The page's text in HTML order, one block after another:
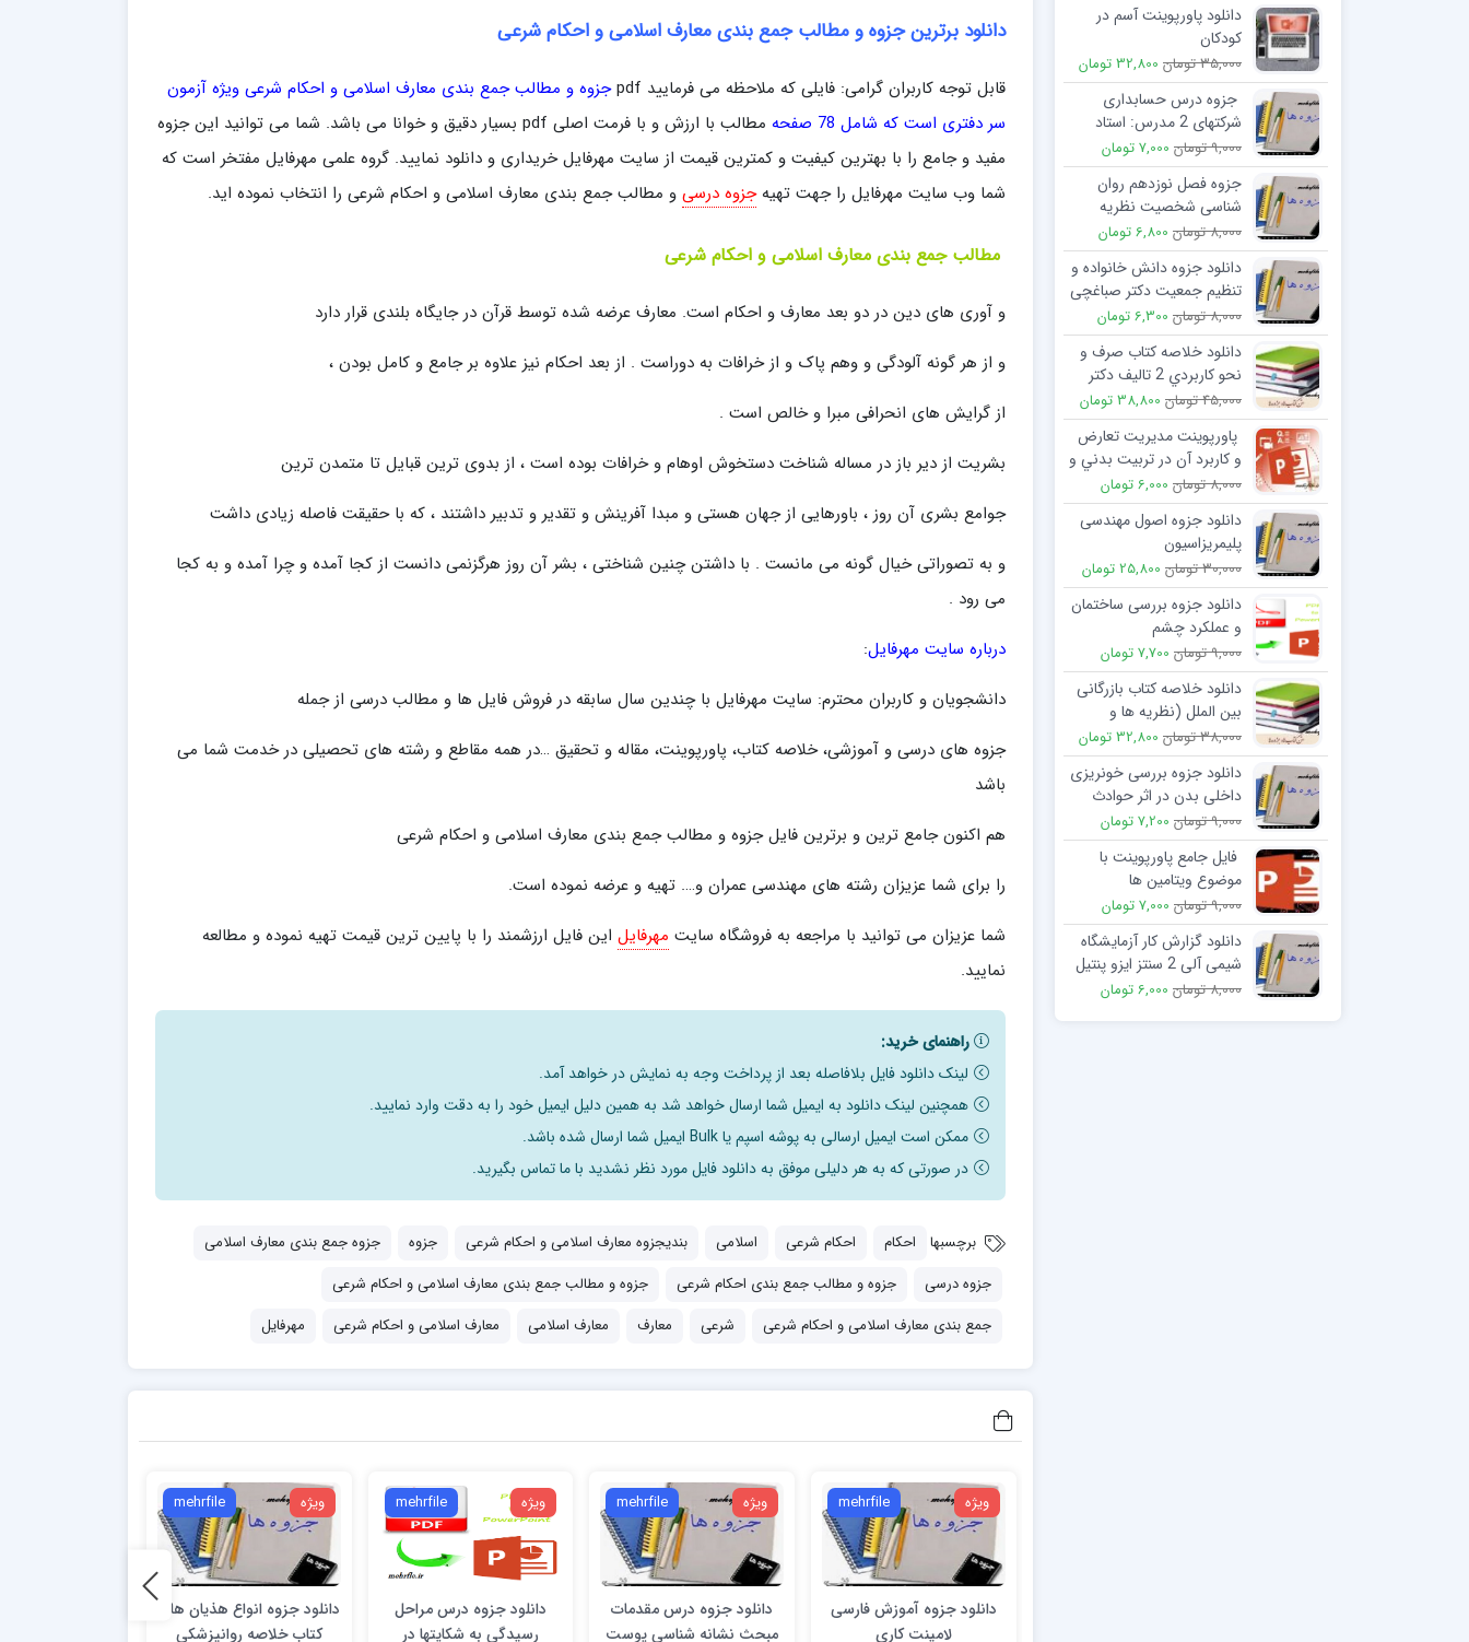
دانلود برترین جزوه و مطالب جمع بندی معارف اسلامی و احکام شرعی
قابل توجه کاربران گرامی: فایلی که ملاحظه می فرمایید pdf
جزوه و مطالب جمع بندی معارف اسلامی و احکام شرعی ویژه آزمون
سر دفتری است که شامل 78 صفحه
مطالب با ارزش و با فرمت اصلی pdf بسیار دقیق و خوانا می باشد. شما می توانید این جزوه
مفید و جامع را با بهترین کیفیت و کمترین قیمت از سایت مهرفایل خریداری و دانلود نمایید. گروه علمی مهرفایل مفتخر است که
شما وب سایت مهرفایل را جهت تهیهجزوه درسی و مطالب جمع بندی معارف اسلامی و احکام شرعی را انتخاب نموده اید.
مطالب جمع بندی معارف اسلامی و احکام شرعی
و آوری های دین در دو بعد معارف و احکام است. معارف عرضه شده توسط قرآن در جایگاه بلندی قرار دارد
و از هر گونه آلودگی و وهم پاک و از خرافات به دوراست . از بعد احکام نیز علاوه بر جامع و کامل بودن ،
از گرایش های انحرافی مبرا و خالص است .
بشریت از دیر باز در مساله شناخت دستخوش اوهام و خرافات بوده است ، از بدوی ترین قبایل تا متمدن ترین
جوامع بشری آن روز ، باورهایی از جهان هستی و مبدا آفرینش و تقدیر و تدبیر داشتند ، که با حقیقت فاصله زیادی داشت
و به تصوراتی خیال گونه می مانست . با داشتن چنین شناختی ، بشر آن روز هرگزنمی دانست از کجا آمده و چرا آمده و به کجا
می رود .
درباره سایت مهرفایل:
دانشجویان و کاربران محترم: سایت مهرفایل با چندین سال سابقه در فروش فایل ها و مطالب درسی از جمله
جزوه های درسی و آموزشی، خلاصه کتاب، پاورپوینت، مقاله و تحقیق …در همه مقاطع و رشته های تحصیلی در خدمت شما می
باشد
هم اکنون جامع ترین و برترین فایل جزوه و مطالب جمع بندی معارف اسلامی و احکام شرعی
را برای شما عزیزان رشته های مهندسی عمران و…. تهیه و عرضه نموده است.
شما عزیزان می توانید با مراجعه به فروشگاه سایت مهرفایل این فایل ارزشمند را با پایین ترین قیمت تهیه نموده و مطالعه
نمایید.
راهنمای خرید:
لینک دانلود فایل بلافاصله بعد از پرداخت وجه به نمایش در خواهد آمد.
همچنین لینک دانلود به ایمیل شما ارسال خواهد شد به همین دلیل ایمیل خود را به دقت وارد نمایید.
ممکن است ایمیل ارسالی به پوشه اسپم یا Bulk ایمیل شما ارسال شده باشد.
در صورتی که به هر دلیلی موفق به دانلود فایل مورد نظر نشدید با ما تماس بگیرید.
برچسبها احکام احکام شرعی اسلامی بندیجزوه معارف اسلامی و احکام شرعی جزوه
جزوه جمع بندی معارف اسلامی
جزوه درسی
جزوه و مطالب جمع بندی احکام شرعی
جزوه و مطالب جمع بندی معارف اسلامی و احکام شرعی
جمع بندی معارف اسلامی و احکام شرعی
شرعی معارف معارف اسلامی معارف اسلامی و احکام شرعی مهرفایل
ویژه mehrfile
دانلود جزوه آموزش فارسی
لامینت کاری
ویژه mehrfile
دانلود جزوه درس مقدمات
مبحث نشانه شناسي پوست
ویژه mehrfile
دانلود جزوه درس مراحل
رسیدگی به شکایتها در
ویژه mehrfile
دانلود جزوه انواع هذیان ها از
کتاب خلاصه روانپزشکی
دانلود پاورپوینت آسم در
كودكان
35,000 تومان 32,800 تومان
جزوه درس حسابداری
شرکتهای 2 مدرس: استاد
رسول خانی
9,000 تومان 7,000 تومان
جزوه فصل نوزدهم روان
شناسی شخصیت نظریه
صفت مک کروی و کاستا
8,000 تومان 6,800 تومان
دانلود جزوه دانش خانواده و
تنظیم جمعیت دکتر صباغچی
دانشگاه شریف
8,000 تومان 6,300 تومان
دانلود خلاصه کتاب صرف و
نحو كاربردي 2 تالیف دکتر
سيد احمد امامزاده
45,000 تومان 38,800 تومان
پاورپوینت مديريت تعارض
و كاربرد آن در تربيت ‌بدني و
علوم ورزشي
8,000 تومان 6,000 تومان
دانلود جزوه اصول مهندسی
پلیمریزاسیون
30,000 تومان 25,800 تومان
دانلود جزوه بررسی ساختمان
و عملکرد چشم
9,000 تومان 7,700 تومان
دانلود خلاصه کتاب بازرگانی
بین الملل (نظریه ها و
کاربردها)
38,000 تومان 32,800 تومان
دانلود جزوه بررسی خونریزی
داخلی بدن در اثر حوادث
9,000 تومان 7,200 تومان
فایل جامع پاورپوینت با
موضوع ویتامین ها
9,000 تومان 7,000 تومان
دانلود گزارش کار آزمایشگاه
شیمی آلی 2 سنتز ایزو پنتیل
استات (اسانس موز)
8,000 تومان 6,000 تومان